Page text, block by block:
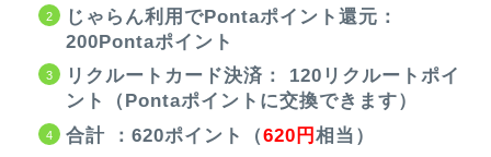
じゃらん利用でPontaポイント還元：
200Pontaポイント
リクルートカード決済： 120リクルートポイ
ント（Pontaポイントに交換できます）
合計 ： 620ポイント（620円 相当）